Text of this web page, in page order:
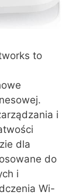
to
i
dla
do
i
Wi-